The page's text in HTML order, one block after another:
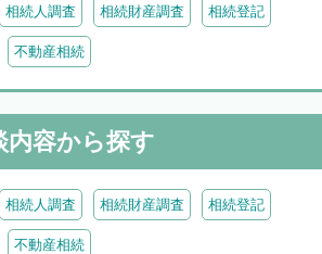
相続人調査 相続財産調査 相続登記
不動産相続
内容から探す
相続人調査 相続財産調査 相続登記
不動産相続